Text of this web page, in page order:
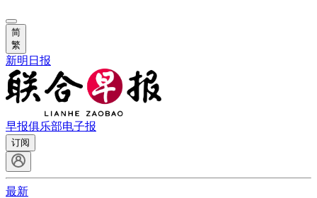
简
繁
新明日报
早报俱乐部电子报
订阅
最新